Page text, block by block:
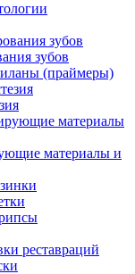
зубов
(праймеры)
материалы и
реставраций